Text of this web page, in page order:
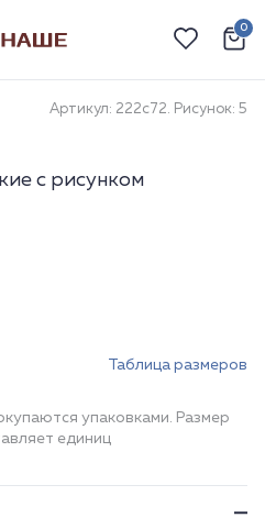
0
Артикул: 222с72. Рисунок: 5
с рисунком
Таблица размеров
упаковками. Размер
единиц